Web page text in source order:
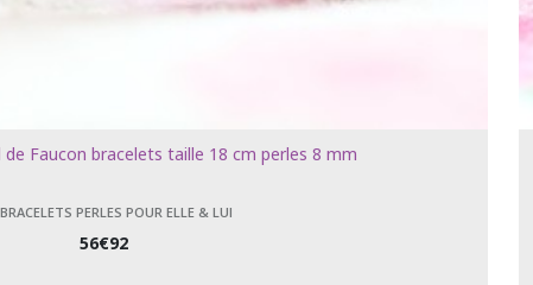
Faucon bracelets taille 18 cm perles 8 mm
PERLES POUR ELLE & LUI
56€92